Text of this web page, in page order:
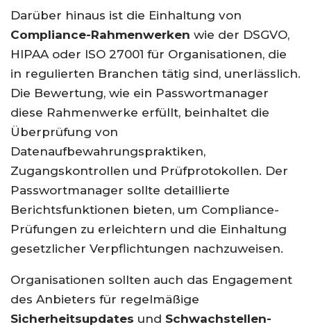
Darüber hinaus ist die Einhaltung von
Compliance-Rahmenwerken wie der DSGVO,
HIPAA oder ISO 27001 für Organisationen, die
in regulierten Branchen tätig sind, unerlässlich.
Die Bewertung, wie ein Passwortmanager
diese Rahmenwerke erfüllt, beinhaltet die
Überprüfung von
Datenaufbewahrungspraktiken,
Zugangskontrollen und Prüfprotokollen. Der
Passwortmanager sollte detaillierte
Berichtsfunktionen bieten, um Compliance-
Prüfungen zu erleichtern und die Einhaltung
gesetzlicher Verpflichtungen nachzuweisen.
Organisationen sollten auch das Engagement
des Anbieters für regelmäßige
Sicherheitsupdates und Schwachstellen-